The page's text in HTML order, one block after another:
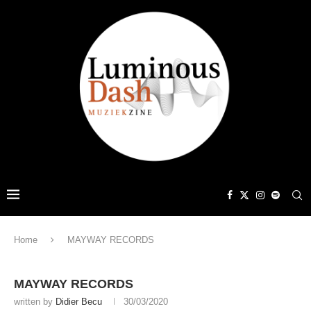
Home MAYWAY RECORDS
MAYWAY RECORDS
written by Didier Becu 30/03/2020